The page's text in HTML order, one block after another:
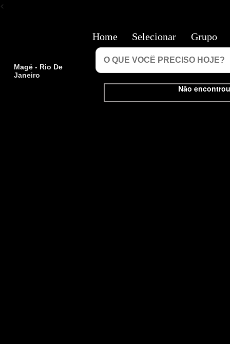
<
Magé - Rio De
Janeiro
Não
Home Selecionar Grupo